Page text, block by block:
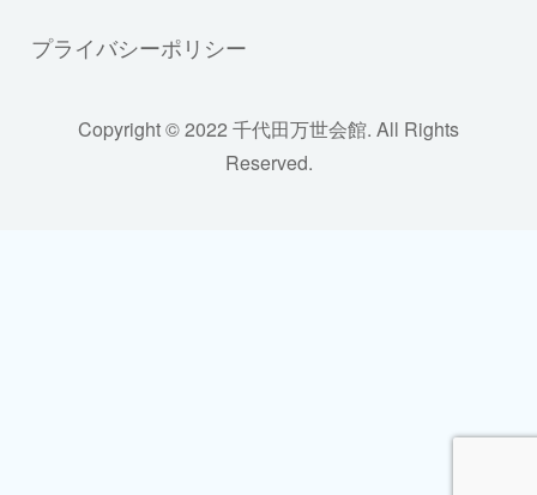
プライバシーポリシー
Copyright © 2022 千代田万世会館. All Rights
Reserved.